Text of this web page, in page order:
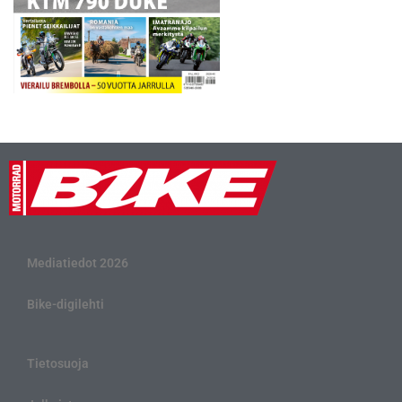
Mediatiedot 2026
Bike-digilehti
Tietosuoja